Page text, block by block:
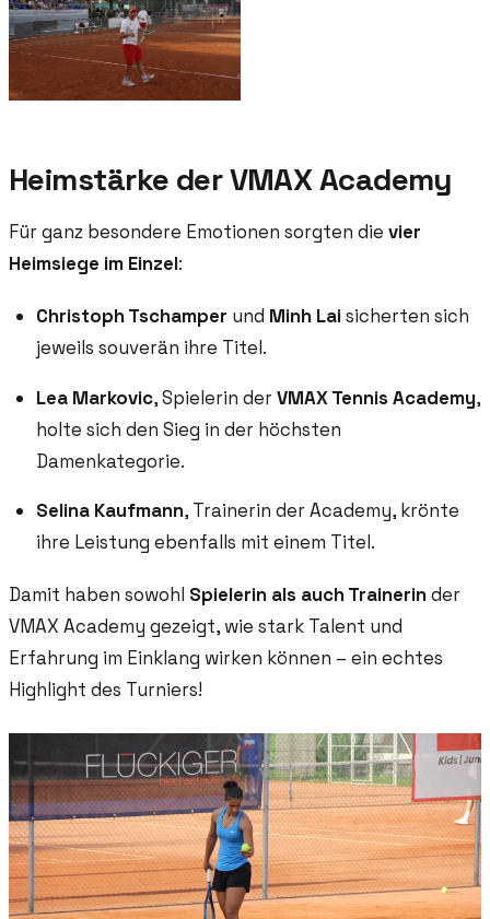
Heimstärke der VMAX Academy
Für ganz besondere Emotionen sorgten die vier
Heimsiege im Einzel:
Christoph Tschamper und Minh Laisicherten sich
jeweils souverän ihre Titel.
Lea Markovic, Spielerin derVMAX Tennis Academy,
holte sich den Sieg in der höchsten
Damenkategorie.
Selina Kaufmann, Trainerin der Academy, krönte
ihre Leistung ebenfalls mit einem Titel.
Damit haben sowohl Spielerin als auch Trainerinder
VMAX Academy gezeigt, wie stark Talent und
Erfahrung im Einklang wirken können – ein echtes
Highlight des Turniers!